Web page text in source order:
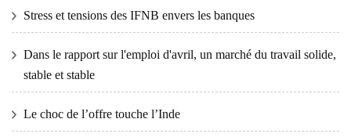
Stress et tensions des IFNB envers les banques
Dans le rapport sur l'emploi d'avril, un marché du travail solide,
stable et stable
Le choc de l’offre touche l’Inde